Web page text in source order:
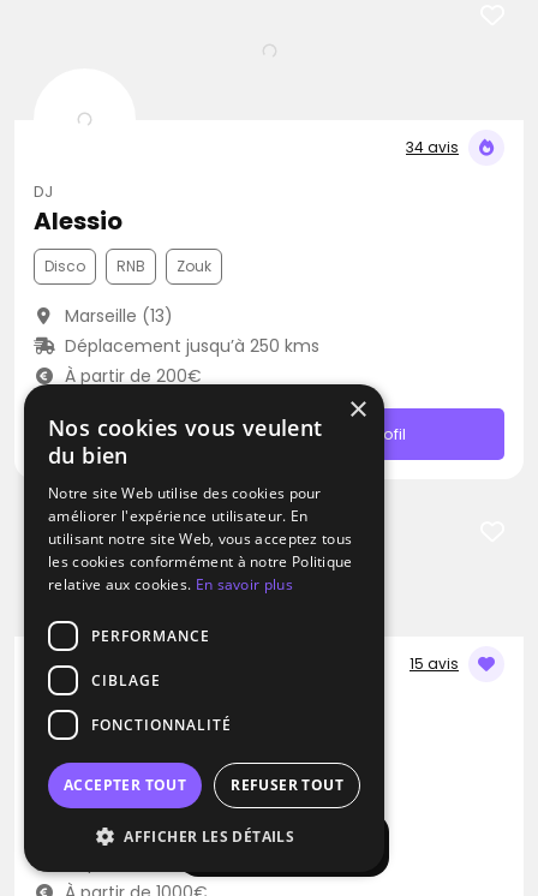
Afficher la carte
34 avis
DJ
Alessio
Disco RNB Zouk
Marseille (13)
Déplacement jusqu’à 250 kms
À partir de 200€
Contacter Profil
15 avis
DJ
Nuit Blanche DJ
Blues Pop Rap
Marseille (13)
×
Nos cookies vous veulent
du bien
Notre site Web utilise des cookies pour
améliorer l'expérience utilisateur. En
utilisant notre site Web, vous acceptez tous
les cookies conformément à notre Politique
relative aux cookies. En savoir plus
PERFORMANCE
CIBLAGE
FONCTIONNALITÉ
ACCEPTER TOUT REFUSER TOUT
AFFICHER LES DÉTAILS